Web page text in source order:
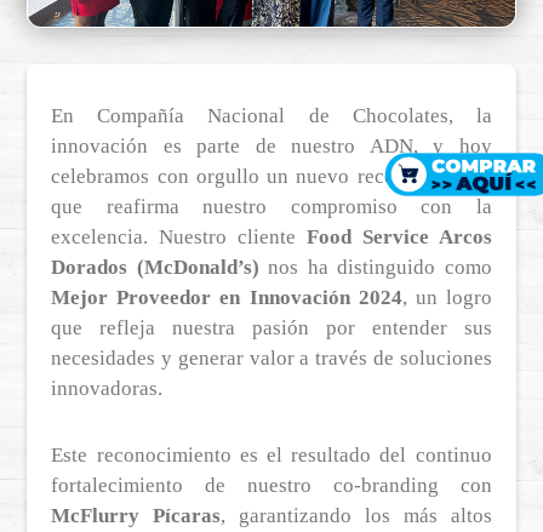
En Compañía Nacional de Chocolates, la
innovación es parte de nuestro ADN, y hoy
celebramos con orgullo un nuevo reconocimiento
que reafirma nuestro compromiso con la
excelencia. Nuestro cliente Food Service Arcos
Dorados (McDonald’s) nos ha distinguido como
Mejor Proveedor en Innovación 2024, un logro
que refleja nuestra pasión por entender sus
necesidades y generar valor a través de soluciones
innovadoras.
Este reconocimiento es el resultado del continuo
fortalecimiento de nuestro co-branding con
McFlurry Pícaras, garantizando los más altos